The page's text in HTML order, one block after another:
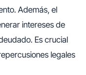
Además, el
intereses de
Es crucial
legales